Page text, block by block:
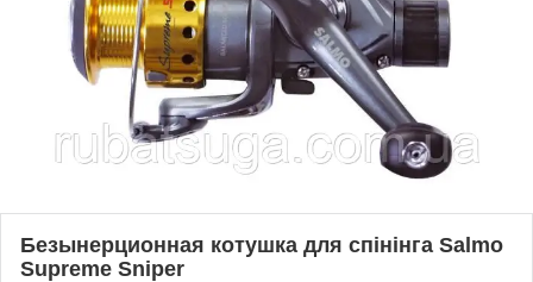
Безынерционная котушка для спінінга Salmo
Supreme Sniper